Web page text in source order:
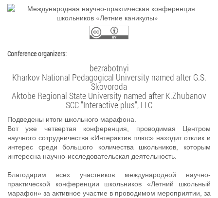
Conference organizers:
bezrabotnyi
Kharkov National Pedagogical University named after G.S.
Skovoroda
Aktobe Regional State University named after K.Zhubanov
SCC "Interactive plus", LLC
Подведены итоги школьного марафона.
Вот уже четвертая конференция, проводимая Центром
научного сотрудничества «Интерактив плюс» находит отклик и
интерес среди большого количества школьников, которым
интересна научно-исследовательская деятельность.
Благодарим всех участников международной научно-
практической конференции школьников «Летний школьный
марафон» за активное участие в проводимом мероприятии, за